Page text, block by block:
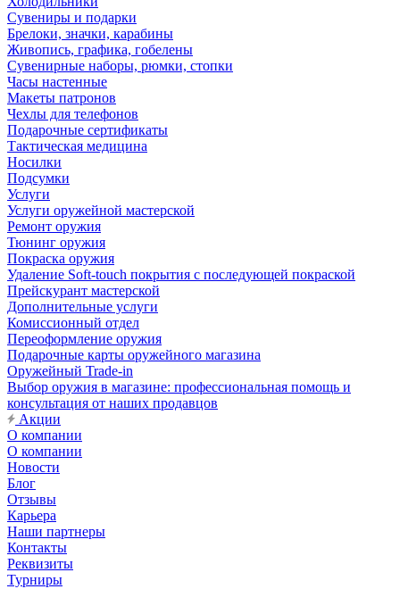
Сувениры и подарки
Брелоки, значки, карабины
Живопись, графика, гобелены
Сувенирные наборы, рюмки, стопки
Часы настенные
Макеты патронов
Чехлы для телефонов
Подарочные сертификаты
Тактическая медицина
Носилки
Подсумки
Услуги
Услуги оружейной мастерской
Ремонт оружия
Тюнинг оружия
Покраска оружия
Удаление Soft-touch покрытия с последующей покраской
Прейскурант мастерской
Дополнительные услуги
Комиссионный отдел
Переоформление оружия
Подарочные карты оружейного магазина
Оружейный Trade-in
Выбор оружия в магазине: профессиональная помощь и
консультация от наших продавцов
Акции
О компании
О компании
Новости
Блог
Отзывы
Карьера
Наши партнеры
Контакты
Реквизиты
Турниры